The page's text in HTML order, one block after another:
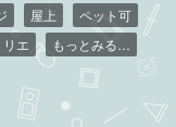
屋上
ペット可
エ もっとみる…